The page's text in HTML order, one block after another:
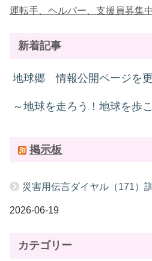
運転手、ヘルパー、支援員募集中
新着記事
地球郷 情報公開ページを
～地球を走ろう！地球を歩
掲示板
災害用伝言ダイヤル（171）
2026-06-19
カテゴリー